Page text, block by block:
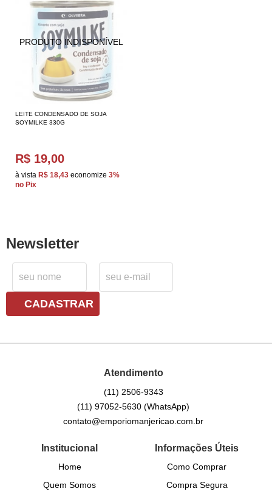
LEITE CONDENSADO DE SOJA
SOYMILKE 330G
R$ 19,00
à vista R$ 18,43 economize 3%
no Pix
Newsletter
CADASTRAR
Atendimento
(11) 2506-9343
(11) 97052-5630(WhatsApp)
contato@emporiomanjericao.com.br
Institucional
Home
Quem Somos
Informações Úteis
Como Comprar
Compra Segura